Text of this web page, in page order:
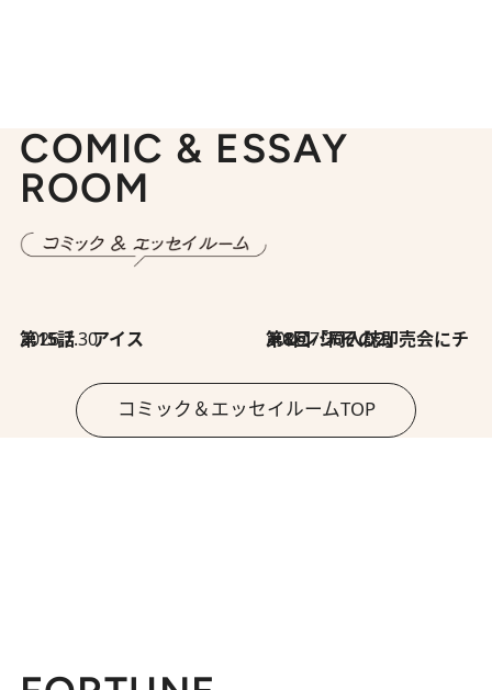
COMIC & ESSAY
ROOM
2026.7.30
第15話 アイス 2026.7.30
第8回「同人誌即売会にチャレンジ その2」
コミック＆エッセイルームTOP